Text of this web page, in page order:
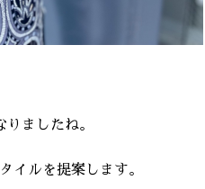
ましたね。
イルを提案します。